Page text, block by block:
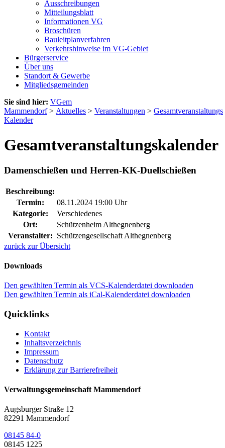
Ausschreibungen
Mitteilungsblatt
Informationen VG
Broschüren
Bauleitplanverfahren
Verkehrshinweise im VG-Gebiet
Bürgerservice
Über uns
Standort & Gewerbe
Mitgliedsgemeinden
Sie sind hier: VGem
Mammendorf> Aktuelles > Veranstaltungen > Gesamtveranstaltungs
Kalender
Gesamtveranstaltungskalender
Damenschießen und Herren-KK-Duellschießen
Beschreibung:
Termin:
08.11.2024 19:00 Uhr
Kategorie:
Verschiedenes
Ort:
Schützenheim Althegnenberg
Veranstalter: Schützengesellschaft Althegnenberg
zurück zur Übersicht
Downloads
Den gewählten Termin als VCS-Kalenderdatei downloaden
Den gewählten Termin als iCal-Kalenderdatei downloaden
Quicklinks
Kontakt
Inhaltsverzeichnis
Impressum
Datenschutz
Erklärung zur Barrierefreiheit
Verwaltungsgemeinschaft Mammendorf
Augsburger Straße 12
82291 Mammendorf
08145 84-0
08145 1225